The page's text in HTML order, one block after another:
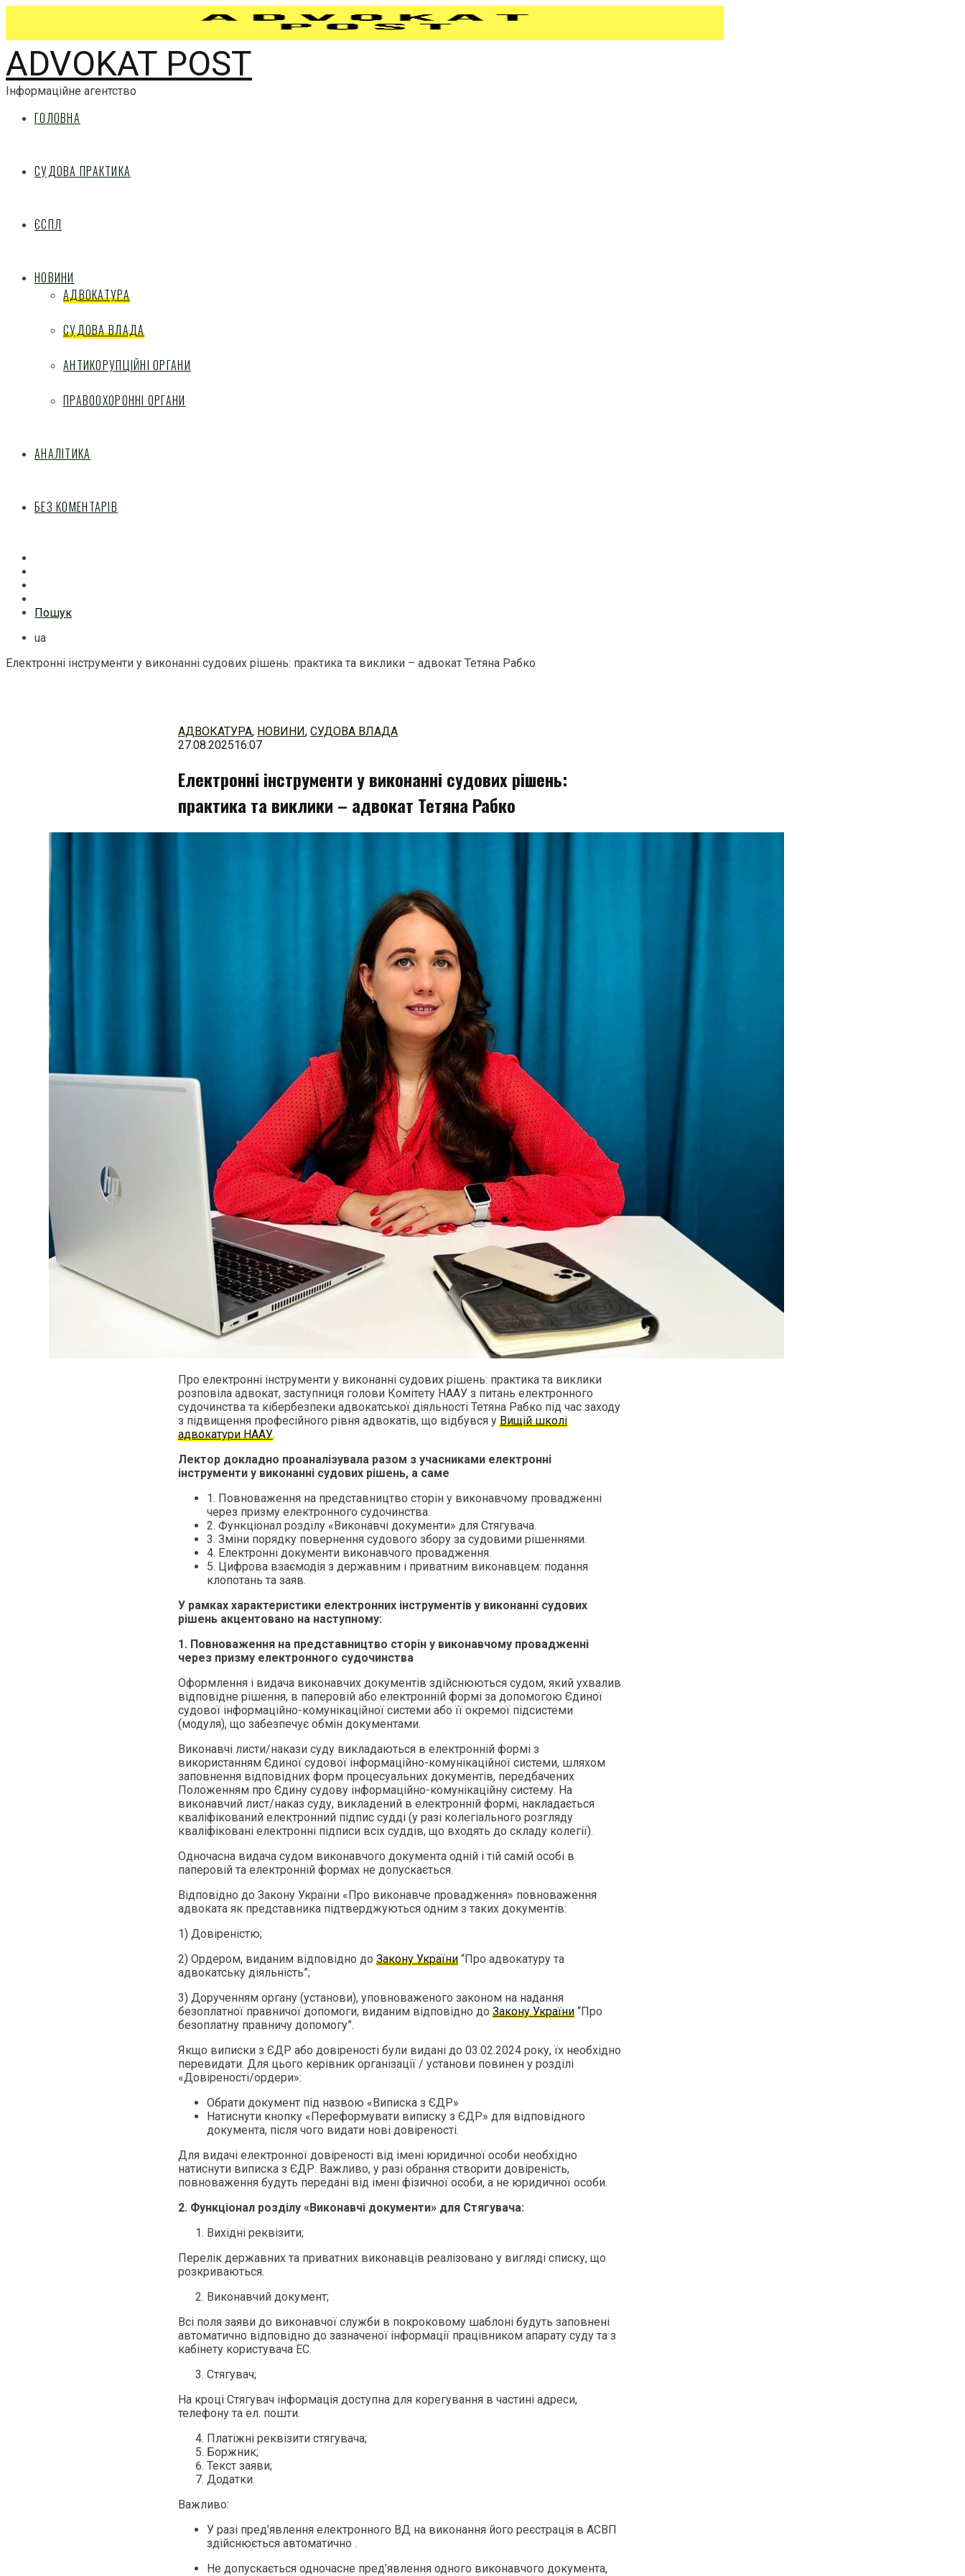
ADVOKAT POST
Інформаційне агентство
ГОЛОВНА
СУДОВА ПРАКТИКА
ЄСПЛ
НОВИНИ
АДВОКАТУРА
СУДОВА ВЛАДА
АНТИКОРУПЦІЙНІ ОРГАНИ
ПРАВООХОРОННІ ОРГАНИ
АНАЛІТИКА
БЕЗ КОМЕНТАРІВ
Пошук
ua
Електронні інструменти у виконанні судових рішень: практика та виклики – адвокат Тетяна Рабко
АДВОКАТУРА, НОВИНИ, СУДОВА ВЛАДА
27.08.202516:07
Електронні інструменти у виконанні судових рішень:
практика та виклики – адвокат Тетяна Рабко
Про електронні інструменти у виконанні судових рішень: практика та виклики
розповіла адвокат, заступниця голови Комітету НААУ з питань електронного
судочинства та кібербезпеки адвокатської діяльності Тетяна Рабко під час заходу
з підвищення професійного рівня адвокатів, що відбувся у Вищій школі
адвокатури НААУ.
Лектор докладно проаналізувала разом з учасниками електронні
інструменти у виконанні судових рішень, а саме
1. Повноваження на представництво сторін у виконавчому провадженні
через призму електронного судочинства.
2. Функціонал розділу «Виконавчі документи» для Стягувача.
3. Зміни порядку повернення судового збору за судовими рішеннями.
4. Електронні документи виконавчого провадження.
5. Цифрова взаємодія з державним і приватним виконавцем: подання
клопотань та заяв.
У рамках характеристики електронних інструментів у виконанні судових
рішень акцентовано на наступному:
1. Повноваження на представництво сторін у виконавчому провадженні
через призму електронного судочинства
Оформлення і видача виконавчих документів здійснюються судом, який ухвалив
відповідне рішення, в паперовій або електронній формі за допомогою Єдиної
судової інформаційно-комунікаційної системи або її окремої підсистеми
(модуля), що забезпечує обмін документами.
Виконавчі листи/накази суду викладаються в електронній формі з
використанням Єдиної судової інформаційно-комунікаційної системи, шляхом
заповнення відповідних форм процесуальних документів, передбачених
Положенням про Єдину судову інформаційно-комунікаційну систему. На
виконавчий лист/наказ суду, викладений в електронній формі, накладається
кваліфікований електронний підпис судді (у разі колегіального розгляду
кваліфіковані електронні підписи всіх суддів, що входять до складу колегії).
Одночасна видача судом виконавчого документа одній і тій самій особі в
паперовій та електронній формах не допускається.
Відповідно до Закону України «Про виконавче провадження» повноваження
адвоката як представника підтверджуються одним з таких документів:
1) Довіреністю;
2) Ордером, виданим відповідно до Закону України “Про адвокатуру та
адвокатську діяльність”;
3) Дорученням органу (установи), уповноваженого законом на надання
безоплатної правничої допомоги, виданим відповідно до Закону України “Про
безоплатну правничу допомогу”.
Якщо виписки з ЄДР або довіреності були видані до 03.02.2024 року, їх необхідно
перевидати. Для цього керівник організації / установи повинен у розділі
«Довіреності/ордери»:
Обрати документ під назвою «Виписка з ЄДР»
Натиснути кнопку «Переформувати виписку з ЄДР» для відповідного
документа, після чого видати нові довіреності.
Для видачі електронної довіреності від імені юридичної особи необхідно
натиснути виписка з ЄДР. Важливо, у разі обрання створити довіреність,
повноваження будуть передані від імені фізичної особи, а не юридичної особи.
2. Функціонал розділу «Виконавчі документи» для Стягувача:
Вихідні реквізити;
Перелік державних та приватних виконавців реалізовано у вигляді списку, що
розкриваються.
Виконавчий документ;
Всі поля заяви до виконавчої служби в покроковому шаблоні будуть заповнені
автоматично відповідно до зазначеної інформації працівником апарату суду та з
кабінету користувача ЕС.
Стягувач;
На кроці Стягувач інформація доступна для корегування в частині адреси,
телефону та ел. пошти.
Платіжні реквізити стягувача;
Боржник;
Текст заяви;
Додатки.
Важливо:
У разі пред’явлення електронного ВД на виконання його реєстрація в АСВП
здійснюється автоматично .
Не допускається одночасне пред’явлення одного виконавчого документа,